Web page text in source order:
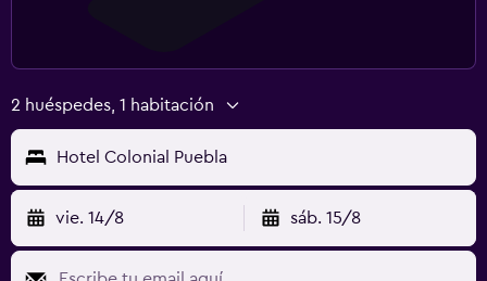
2 huéspedes, 1 habitación
Hotel Colonial Puebla
vie. 14/8 sáb. 15/8